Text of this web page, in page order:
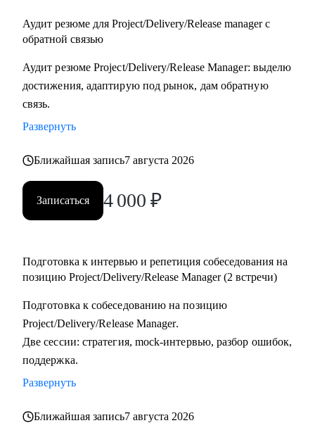
Кому могу помочь:
усилить резюме, поднять отклики и двигаться к более
сильным компаниям.
• Системным и продуктовым аналитикам, разработчикам и
тестировщикам, которые планируют переход в управление
• Тимлидам и начинающим менеджерам, которым нужен
внешний взгляд на резюме, карьерный трек и точки роста.
• IT-специалистам, которые хотят системно подойти к
карьере, а не просто “стрелять откликами” в разные
Аудит резюме для Project/Delivery/Release manager с
обратной связью
Аудит резюме Project/Delivery/Release Manager: выделю
достижения, адаптирую под рынок, дам обратную
связь.
Развернуть
Ближайшая запись7 августа 2026
Записаться 4 000 ₽
Подготовка к интервью и репетиция собеседования на
позицию Project/Delivery/Release Manager (2 встречи)
Подготовка к собеседованию на позицию
Project/Delivery/Release Manager.
Две сессии: стратегия, mock-интервью, разбор ошибок,
поддержка.
Развернуть
Ближайшая запись7 августа 2026